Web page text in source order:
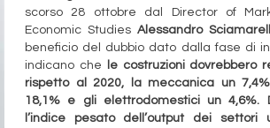
scorso 28 ottobre dal Director of
Economic Studies Alessandro Sciamarell
beneficio del dubbio dato dalla fase di
indicano che le costruzioni dovrebbero
rispetto al 2020, la meccanica un
18,1% e gli elettrodomestici un 4,6%.
l’indice pesato dell’output dei settori